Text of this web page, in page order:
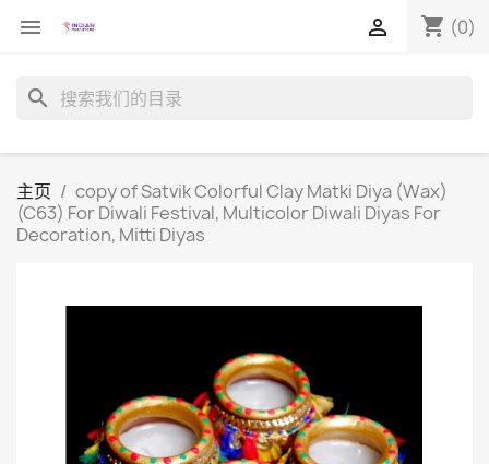
 shopping_cart (0)

search
主页
copy of Satvik Colorful Clay Matki Diya (Wax)
(C63) For Diwali Festival, Multicolor Diwali Diyas For
Decoration, Mitti Diyas